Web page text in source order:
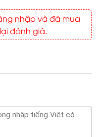
nhập và đã mua
đánh giá.